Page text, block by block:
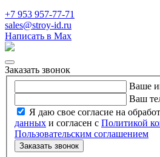
+7 953 957-77-71
sales@stroy-id.ru
Написать в Max
Заказать звонок
Ваше
Ваш
Я даю свое согласие на
данных и согласен с Политикой
Пользовательским соглашением
Заказать звонок